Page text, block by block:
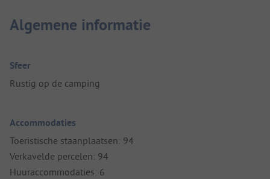
Algemene informatie
Sfeer
Rustig op de camping
Accommodaties
Toeristische staanplaatsen: 94
Verkavelde percelen: 94
Huuraccommodaties: 6